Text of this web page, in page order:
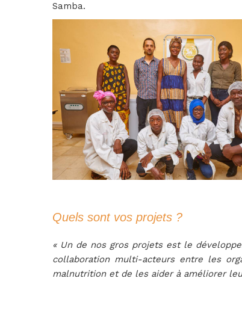
Samba.
Quels sont vos projets ?
« Un de nos gros projets est le
collaboration multi-acteurs entre les
malnutrition et de les aider à améliorer